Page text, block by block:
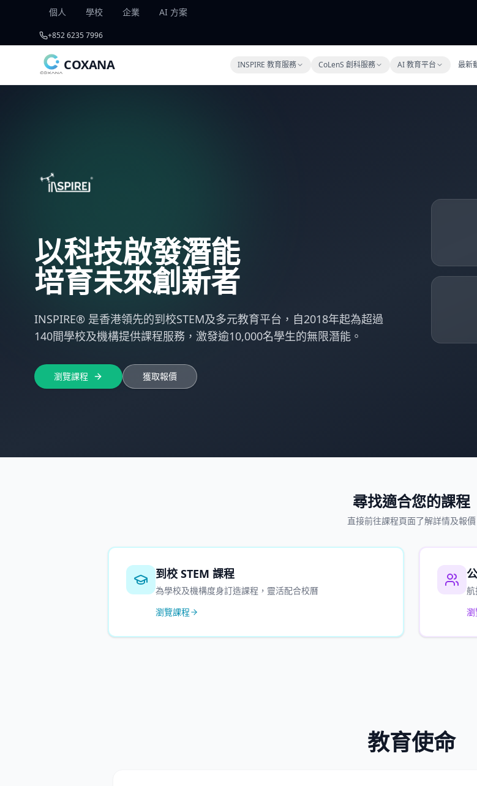
個人 學校 企業 AI 方案
+852 6235 7996
COXANA INSPIRE 教育服務 CoLenS 創科服務 AI 教育平台 最新
以科技啟發潛能
培育未來創新者
INSPIRE® 是香港領先的到校STEM及多元教育平台，自2018年起為超過
140間學校及機構提供課程服務，激發逾10,000名學生的無限潛能。
瀏覽課程 獲取報價
尋找適合您的課程
直接前往課程頁面了解詳情及報價
到校 STEM 課程
為學校及機構度身訂造課程，靈活配合校曆
瀏覽課程
教育使命